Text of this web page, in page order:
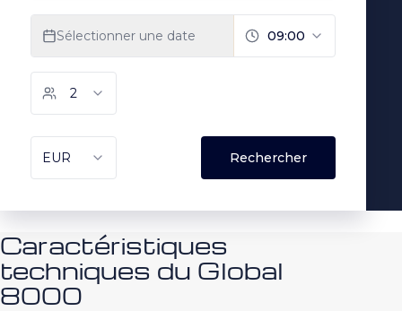
Caractéristiques
techniques du Global
8000